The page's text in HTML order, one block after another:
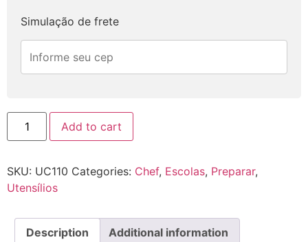
Simulação de frete
Boleador
INOX
Duplo
quantity
Add to cart
SKU: UC110 Categories: Chef, Escolas, Preparar,
Utensílios
Description Additional information